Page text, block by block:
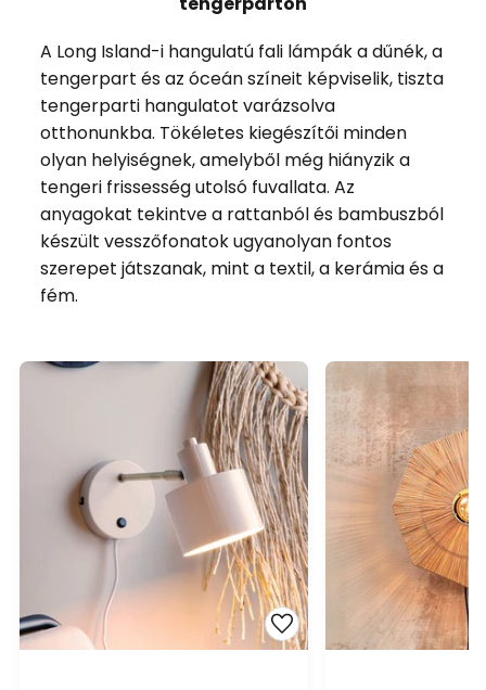
A Long Island-i hangulatú fali lámpák a dűnék, a
tengerpart és az óceán színeit képviselik, tiszta
tengerparti hangulatot varázsolva
otthonunkba. Tökéletes kiegészítői minden
olyan helyiségnek, amelyből még hiányzik a
tengeri frissesség utolsó fuvallata. Az
anyagokat tekintve a rattanból és bambuszból
készült vesszőfonatok ugyanolyan fontos
szerepet játszanak, mint a textil, a kerámia és a
fém.